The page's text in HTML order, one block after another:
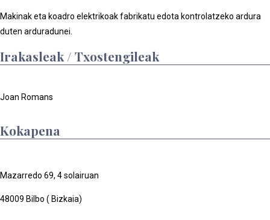
Makinak eta koadro elektrikoak fabrikatu edota kontrolatzeko ardura
duten arduradunei.
Irakasleak / Txostengileak
Joan Romans
Kokapena
Mazarredo 69, 4 solairuan
48009 Bilbo ( Bizkaia)